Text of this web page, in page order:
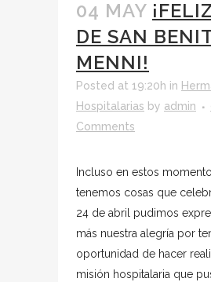
04 MAY
DE SAN
MENNI!
Posted at 19:20h in
Hospitalarias by admin
Comments
Incluso en estos
tenemos cosas que
24 de abril pudimos
más nuestra alegría por
oportunidad de hacer
misión hospitalaria que